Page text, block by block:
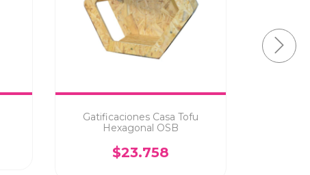
Gatificaciones Casa Tofu
Hexagonal OSB
$23.758